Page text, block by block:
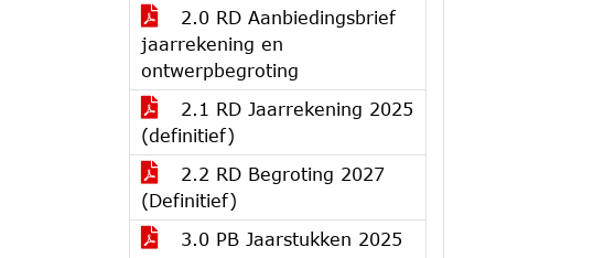
2.0 RD Aanbiedingsbrief
jaarrekening en
ontwerpbegroting
2.1 RD Jaarrekening 2025
(definitief)
2.2 RD Begroting 2027
(Definitief)
3.0 PB Jaarstukken 2025